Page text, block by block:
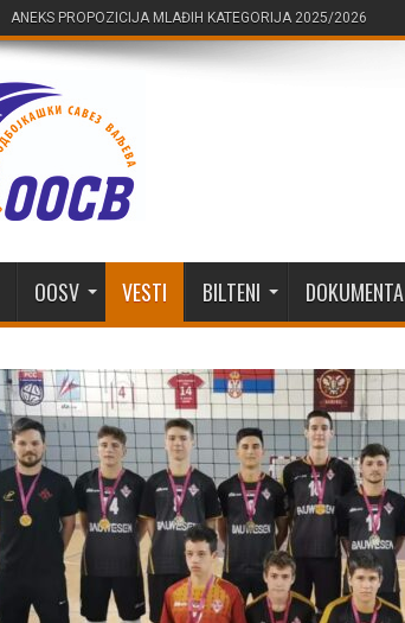
ANEKS PROPOZICIJA MLAĐIH KATEGORIJA 2025/2026
OOSV VESTI BILTENI DOKUMENTA